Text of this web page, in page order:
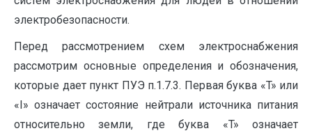
электробезопасности.
Перед рассмотрением схем электроснабжения
рассмотрим основные определения и обозначения,
которые дает пункт ПУЭ п.1.7.3. Первая буква «T» или
«I» означает состояние нейтрали источника питания
относительно земли, где буква «T» означает